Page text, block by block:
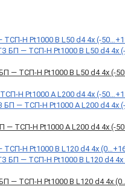
— ТСП-Н Pt1000 B L50 d4 4x (-
— ТСП-Н Pt1000 A L200 d4 4x (-
— ТСП-Н Pt1000 B L120 d4 4x